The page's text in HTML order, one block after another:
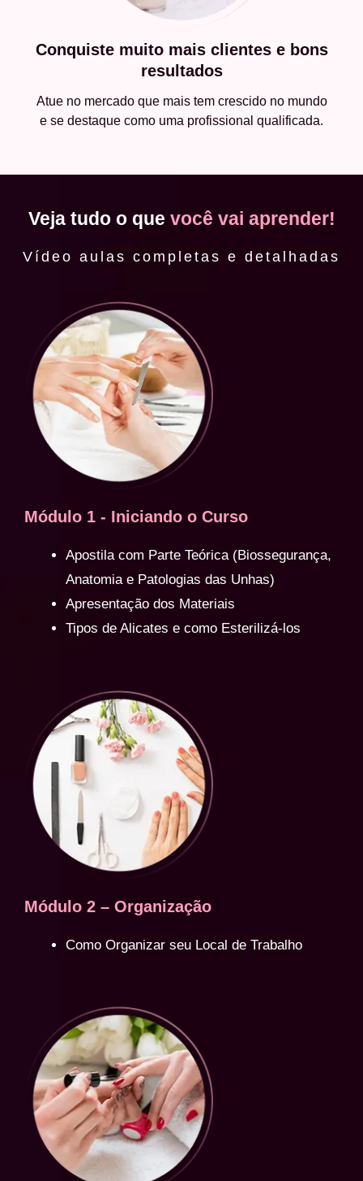
Conquiste muito mais clientes e bons
resultados
Atue no mercado que mais tem crescido no mundo
e se destaque como uma profissional qualificada.
Veja tudo o que você vai aprender!
Vídeo aulas completas e detalhadas
Módulo 1 - Iniciando o Curso
Apostila com Parte Teórica (Biossegurança,
Anatomia e Patologias das Unhas)
Apresentação dos Materiais
Tipos de Alicates e como Esterilizá-los
Módulo 2 – Organização
Como Organizar seu Local de Trabalho